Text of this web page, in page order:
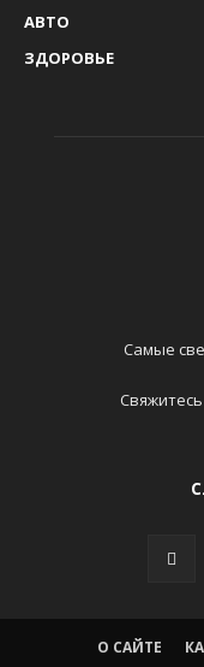
АВТО
ЗДОРОВЬЕ
Самые
О САЙТЕ